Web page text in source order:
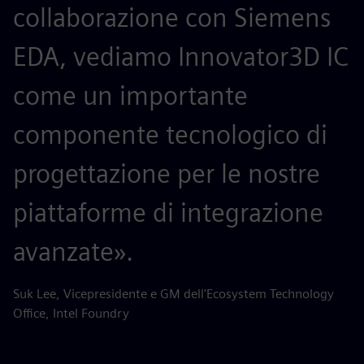
collaborazione con Siemens
EDA, vediamo Innovator3D IC
come un importante
componente tecnologico di
progettazione per le nostre
piattaforme di integrazione
avanzate».
Suk Lee, Vicepresidente e GM dell'Ecosystem Technology
Office, Intel Foundry